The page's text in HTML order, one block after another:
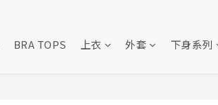
BRA TOPS 上衣 外套 下身系列